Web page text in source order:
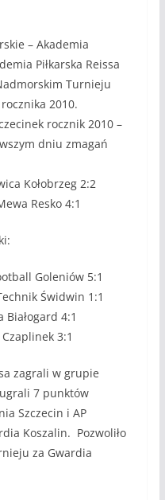
– Akademia
Piłkarska Reissa
Turnieju
2010.
rocznik 2010 –
dniu zmagań
Kołobrzeg 2:2
Resko 4:1
Goleniów 5:1
Świdwin 1:1
Białogard 4:1
3:1
zagrali w grupie
7 punktów
Szczecin i AP
Koszalin. Pozwoliło
za Gwardia